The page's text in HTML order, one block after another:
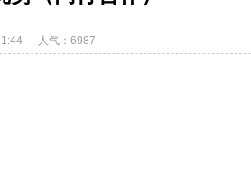
人气：6987